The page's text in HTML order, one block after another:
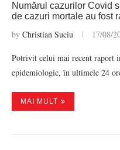
Numărul cazurilor Covid
de cazuri mortale au fost
by Christian Suciu 17/08/
Potrivit celui mai recent raport
epidemiologic, în ultimele 24
MAI MULT